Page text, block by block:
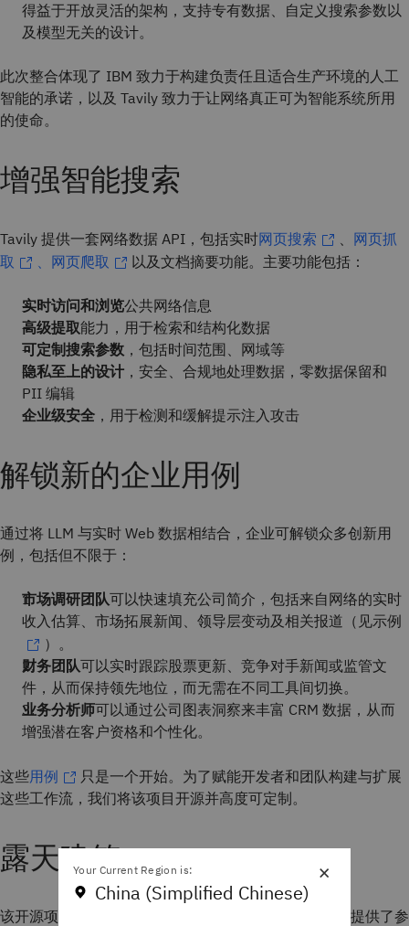
得益于开放灵活的架构，支持专有数据、自定义搜索参数以
及模型无关的设计。
此次整合体现了 IBM 致力于构建负责任且适合生产环境的人工
智能的承诺，以及 Tavily 致力于让网络真正可为智能系统所用
的使命。
增强智能搜索
Tavily 提供一套网络数据 API，包括实时网页搜索 、 网页抓
取
、网页爬取 以及文档摘要功能。主要功能包括：
实时访问和浏览公共网络信息
高级提取能力，用于检索和结构化数据
可定制搜索参数 ，包括时间范围、网域等
隐私至上的设计 ，安全、合规地处理数据，零数据保留和
PII 编辑
企业级安全 ，用于检测和缓解提示注入攻击
解锁新的企业用例
通过将 LLM 与实时 Web 数据相结合，企业可解锁众多创新用
例，包括但不限于：
市场调研团队可以快速填充公司简介，包括来自网络的实时
收入估算、市场拓展新闻、领导层变动及相关报道（见示例
）。
财务团队可以实时跟踪股票更新、竞争对手新闻或监管文
件，从而保持领先地位，而无需在不同工具间切换。
业务分析师可以通过公司图表洞察来丰富 CRM 数据，从而
增强潜在客户资格和个性化。
这些用例
只是一个开始。为了赋能开发者和团队构建与扩展
这些工作流，我们将该项目开源并高度可定制。
露天建筑
该开源项目为希望大规模实施智能体增强工作流的企业提供了参
×
Your Current Region is:
China (Simplified Chinese)